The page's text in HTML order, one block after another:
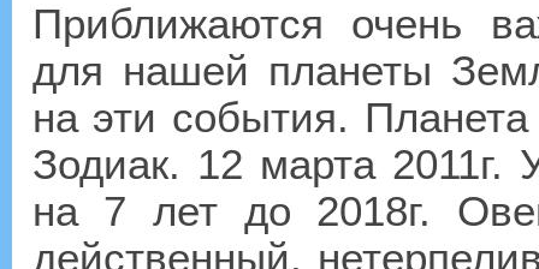
Приближаются очень
для нашей планеты
на эти события.
Зодиак. 12 марта 2011г.
на 7 лет до 2018г.
действенный,